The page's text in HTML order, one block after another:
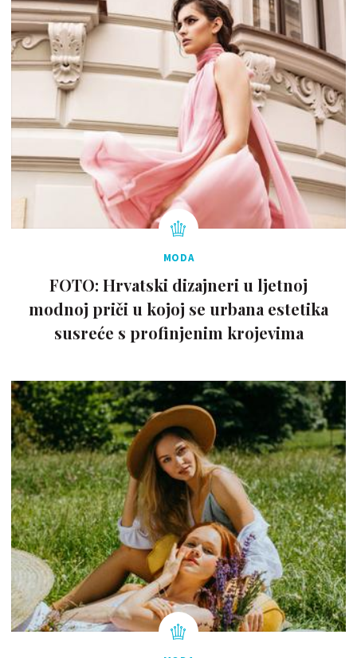
MODA
FOTO: Hrvatski dizajneri u ljetnoj
modnoj priči u kojoj se urbana estetika
susreće s profinjenim krojevima